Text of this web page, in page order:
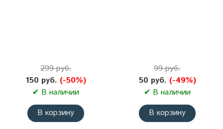
299 руб.
150 руб. (-50%)
✔ В наличии
В корзину
99 руб.
50 руб. (-49%)
✔ В наличии
В корзину